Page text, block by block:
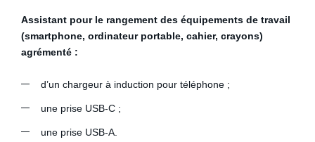
Assistant pour le rangement des équipements de travail
(smartphone, ordinateur portable, cahier, crayons)
agrémenté :
d’un chargeur à induction pour téléphone ;
une prise USB-C ;
une prise USB-A.